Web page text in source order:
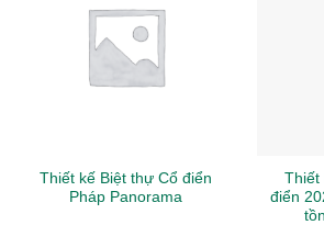
Thiết kế Biệt thự Cổ điển
Pháp Panorama
Thiết
điển